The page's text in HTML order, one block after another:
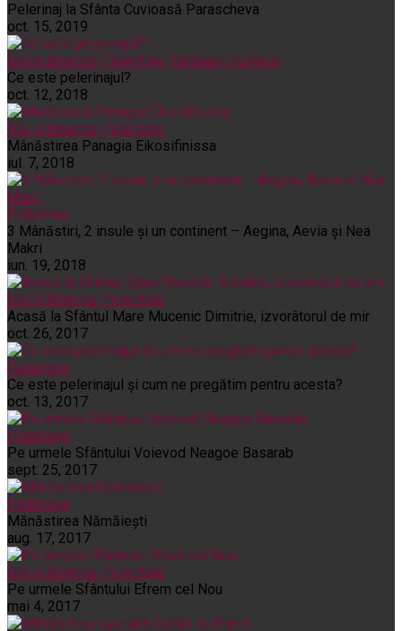
Pelerinaj la Sfânta Cuvioasă Parascheva
oct. 15, 2019
Noi și Biserica Pelerinaje Rânduieli liturgice
Ce este pelerinajul?
oct. 12, 2018
Noi și Biserica Pelerinaje
Mânăstirea Panagia Eikosifinissa
iul. 7, 2018
Pelerinaje
3 Mânăstiri, 2 insule și un continent – Aegina, Aevia și Nea
Makri
iun. 19, 2018
Noi și Biserica Pelerinaje
Acasă la Sfântul Mare Mucenic Dimitrie, izvorâtorul de mir
oct. 26, 2017
Pelerinaje
Ce este pelerinajul şi cum ne pregătim pentru acesta?
oct. 13, 2017
Pelerinaje
Pe urmele Sfântului Voievod Neagoe Basarab
sept. 25, 2017
Pelerinaje
Mănăstirea Nămăiești
aug. 17, 2017
Noi și Biserica Pelerinaje
Pe urmele Sfântului Efrem cel Nou
mai 4, 2017